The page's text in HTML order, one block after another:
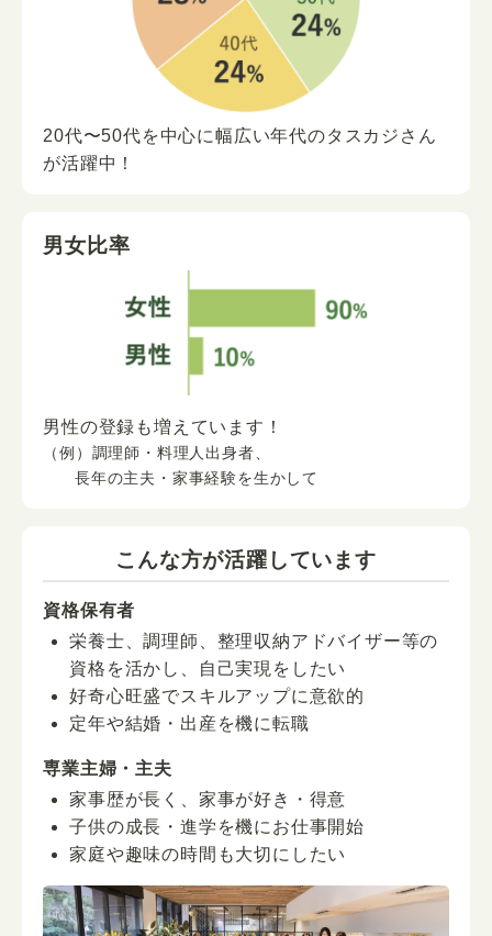
20代〜50代を中心に幅広い年代のタスカジさん
が活躍中！
男女比率
男性の登録も増えています！
（例）調理師・料理人出身者、
長年の主夫・家事経験を生かして
こんな方が活躍しています
資格保有者
栄養士、調理師、整理収納アドバイザー等の
資格を活かし、自己実現をしたい
好奇心旺盛でスキルアップに意欲的
定年や結婚・出産を機に転職
専業主婦・主夫
家事歴が長く、家事が好き・得意
子供の成長・進学を機にお仕事開始
家庭や趣味の時間も大切にしたい